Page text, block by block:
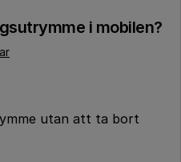
i mobilen?
utan att ta bort